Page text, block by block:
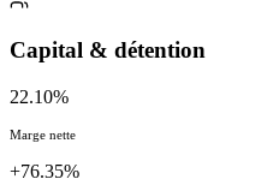
Capital & détention
22.10%
Marge nette
+76.35%